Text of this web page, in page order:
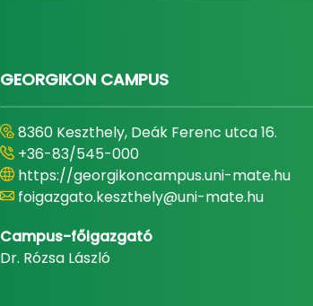
GEORGIKON CAMPUS
8360 Keszthely, Deák Ferenc utca 16.
+36-83/545-000
https://georgikoncampus.uni-mate.hu
foigazgato.keszthely@uni-mate.hu
Campus-főigazgató
Dr. Rózsa László